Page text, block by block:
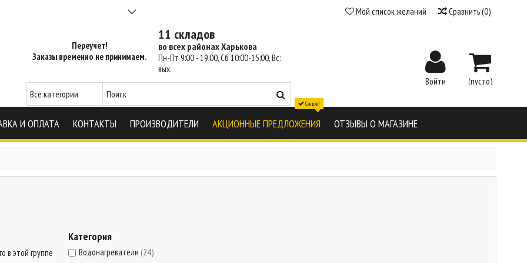
3 часа - SM Харьков Сравнить(0)
Мой список желаний
Переучет!
Заказы временно не принимаем.
11 складов
во всех районах Харькова
Пн-Пт 9:00 - 19:00, Сб 10:00-15:00, Вс:
вых.
(пусто)
Войти
И ОПЛАТА КОНТАКТЫ ПРОИЗВОДИТЕЛИ АКЦИОННЫЕ ПРЕДЛОЖЕНИЯ
Скидки!
ОТЗЫВЫ О МАГАЗИНЕ
в этой группе
Категория
Водонагреватели (24)